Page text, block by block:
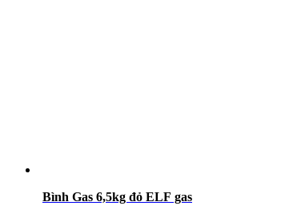
Bình Gas 6,5kg đỏ ELF gas